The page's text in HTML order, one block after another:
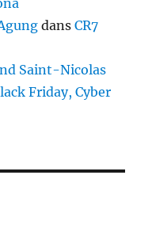
dansCR7
Saint-Nicolas
Friday, Cyber